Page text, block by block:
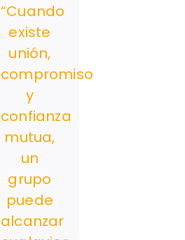
“Cuando
existe
unión,
compromiso
y
confianza
mutua,
un
grupo
puede
alcanzar